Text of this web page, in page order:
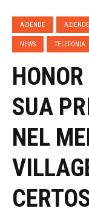
AZIENDE
NEWS TELEFONIA
SUA
NEL